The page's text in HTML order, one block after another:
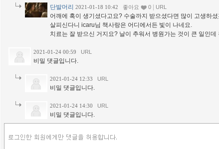
단발머리 2021-01-18 10:42 좋아요 0 URL
어깨에 혹이 생기셨다고요? 수술까지 받으셨다면 많이 고생하
살피신다니 icaru님 책사랑은 어디에서든 빛이 나네요.
치료는 잘 받으신 거지요? 날이 추워서 병원가는 것이 큰 일인
2021-01-24 00:59 URL
비밀 댓글입니다.
2021-01-24 12:33 URL
비밀 댓글입니다.
2021-01-24 14:30 URL
비밀 댓글입니다.